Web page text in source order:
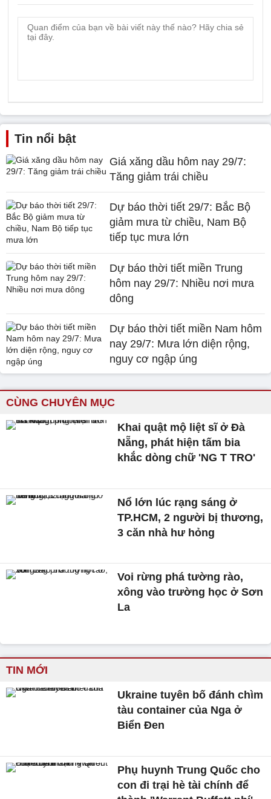
Tin nổi bật
Giá xăng dầu hôm nay 29/7:
Tăng giảm trái chiều
Dự báo thời tiết 29/7: Bắc Bộ
giảm mưa từ chiều, Nam Bộ
tiếp tục mưa lớn
Dự báo thời tiết miền Trung
hôm nay 29/7: Nhiều nơi mưa
dông
Dự báo thời tiết miền Nam hôm
nay 29/7: Mưa lớn diện rộng,
nguy cơ ngập úng
CÙNG CHUYÊN MỤC
Khai quật mộ liệt sĩ ở Đà
Nẵng, phát hiện tấm bia
khắc dòng chữ 'NG T TRO'
Nổ lớn lúc rạng sáng ở
TP.HCM, 2 người bị thương,
3 căn nhà hư hỏng
Voi rừng phá tường rào,
xông vào trường học ở Sơn
La
TIN MỚI
Ukraine tuyên bố đánh chìm
tàu container của Nga ở
Biển Đen
Phụ huynh Trung Quốc cho
con đi trại hè tài chính để